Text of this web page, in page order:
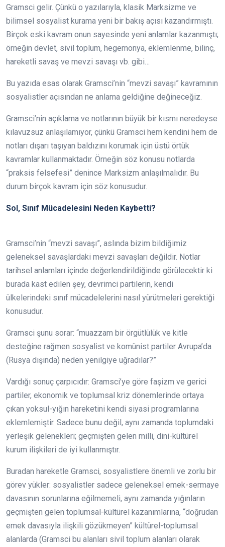
Gramsci gelir. Çünkü o yazılarıyla, klasik Marksizme ve
bilimsel sosyalist kurama yeni bir bakış açısı kazandırmıştı.
Birçok eski kavram onun sayesinde yeni anlamlar kazanmıştı;
örneğin devlet, sivil toplum, hegemonya, eklemlenme, bilinç,
hareketli savaş ve mevzi savaşı vb. gibi…
Bu yazıda esas olarak Gramsci’nin “mevzi savaşı” kavramının
sosyalistler açısından ne anlama geldiğine değineceğiz.
Gramsci’nin açıklama ve notlarının büyük bir kısmı neredeyse
kılavuzsuz anlaşılamıyor, çünkü Gramsci hem kendini hem de
notları dışarı taşıyan baldızını korumak için üstü örtük
kavramlar kullanmaktadır. Örneğin söz konusu notlarda
“praksis felsefesi” denince Marksizm anlaşılmalıdır. Bu
durum birçok kavram için söz konusudur.
Sol, Sınıf Mücadelesini Neden Kaybetti?
Gramsci’nin “mevzi savaşı”, aslında bizim bildiğimiz
geleneksel savaşlardaki mevzi savaşları değildir. Notlar
tarihsel anlamları içinde değerlendirildiğinde görülecektir ki
burada kast edilen şey, devrimci partilerin, kendi
ülkelerindeki sınıf mücadelelerini nasıl yürütmeleri gerektiği
konusudur.
Gramsci şunu sorar: “muazzam bir örgütlülük ve kitle
desteğine rağmen sosyalist ve komünist partiler Avrupa’da
(Rusya dışında) neden yenilgiye uğradılar?”
Vardığı sonuç çarpıcıdır: Gramsci’ye göre faşizm ve gerici
partiler, ekonomik ve toplumsal kriz dönemlerinde ortaya
çıkan yoksul-yığın hareketini kendi siyasi programlarına
eklemlemiştir. Sadece bunu değil, aynı zamanda toplumdaki
yerleşik gelenekleri; geçmişten gelen milli, dini-kültürel
kurum ilişkileri de iyi kullanmıştır.
Buradan hareketle Gramsci, sosyalistlere önemli ve zorlu bir
görev yükler: sosyalistler sadece geleneksel emek-sermaye
davasının sorunlarına eğilmemeli, aynı zamanda yığınların
geçmişten gelen toplumsal-kültürel kazanımlarına, “doğrudan
emek davasıyla ilişkili gözükmeyen” kültürel-toplumsal
alanlarda (Gramsci bu alanları sivil toplum alanları olarak